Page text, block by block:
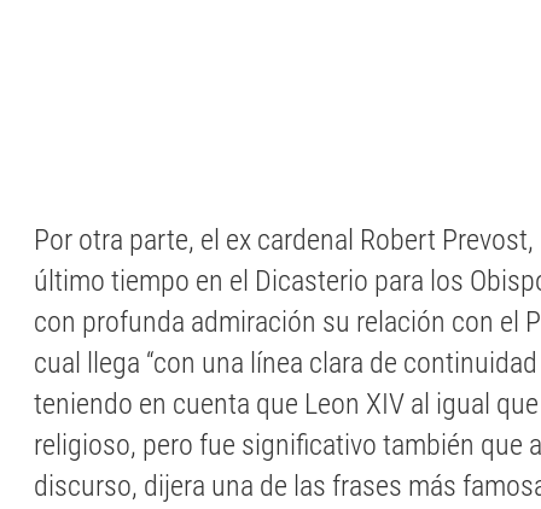
Por otra parte, el ex cardenal Robert
último tiempo en el Dicasterio para los
con profunda admiración su relación con el
cual llega “con una línea clara de
teniendo en cuenta que Leon XIV al igual
religioso, pero fue significativo también que
discurso, dijera una de las frases más